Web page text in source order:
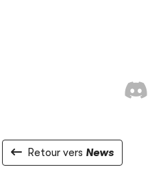
Retour vers News